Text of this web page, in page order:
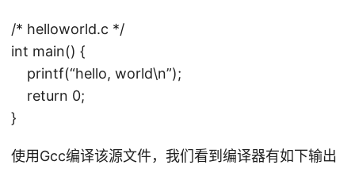
/* helloworld.c */
int main() {
printf(“hello, world\n”);
return 0;
}
使用Gcc编译该源文件，我们看到编译器有如下输出